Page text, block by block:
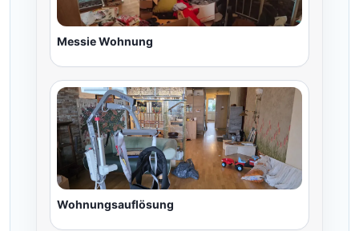
Messie Wohnung
Wohnungsauflösung